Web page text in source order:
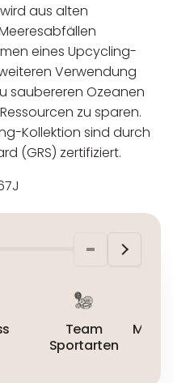
wird aus alten
eines Upcycling-
Verwendung
saubereren Ozeanen
zu sparen.
Kollektion sind durch
(GRS) zertifiziert.
verantwortlicher
Team
Sportarten